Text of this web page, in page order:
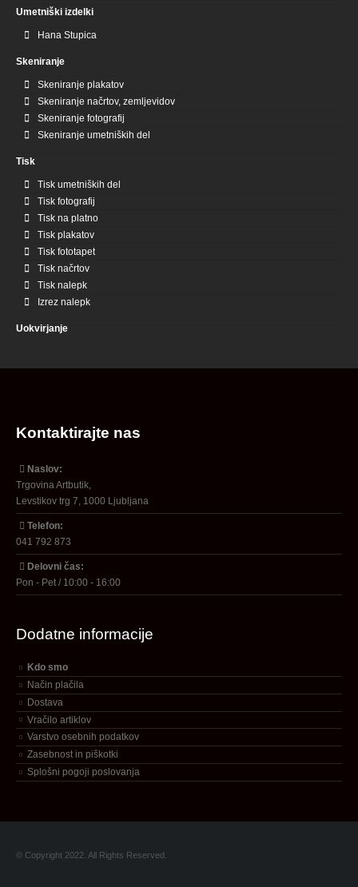
Umetniški izdelki
Hana Stupica
Skeniranje
Skeniranje plakatov
Skeniranje načrtov, zemljevidov
Skeniranje fotografij
Skeniranje umetniških del
Tisk
Tisk umetniških del
Tisk fotografij
Tisk na platno
Tisk plakatov
Tisk fototapet
Tisk načrtov
Tisk nalepk
Izrez nalepk
Uokvirjanje
Kontaktirajte nas
Naslov:
Trgovina Artbutik,
Levstikov trg 7, 1000 Ljubljana
Telefon:
041 792 873
Delovni čas:
Pon - Pet / 10:00 - 16:00
Dodatne informacije
Kdo smo
Način plačila
Dostava
Vračilo artiklov
Varstvo osebnih podatkov
Zasebnost in piškotki
Splošni pogoji poslovanja
© Copyright 2022. All Rights Reserved.